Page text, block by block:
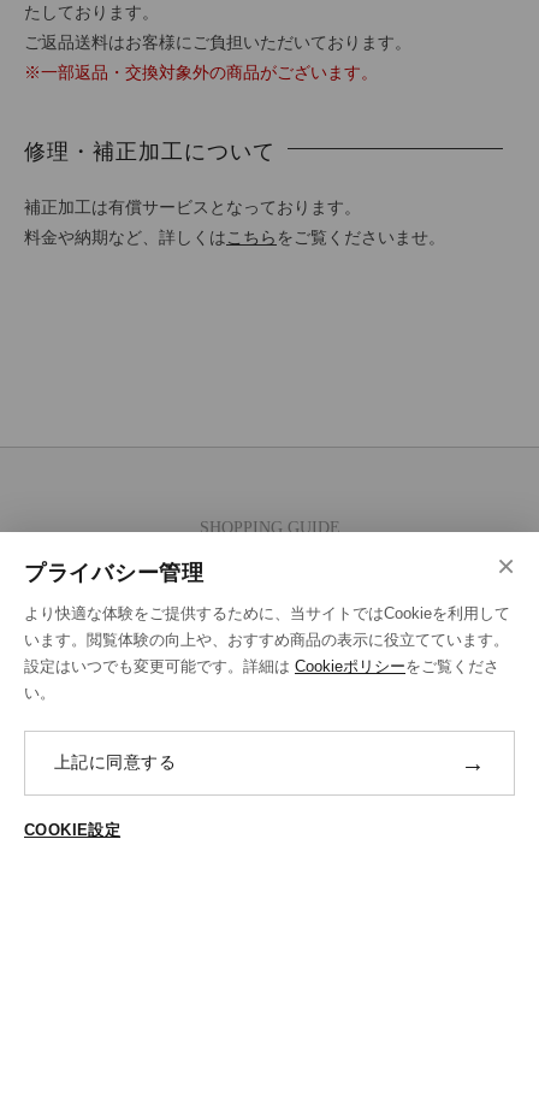
たしております。
ご返品送料はお客様にご負担いただいております。
※一部返品・交換対象外の商品がございます。
修理・補正加工について
補正加工は有償サービスとなっております。
料金や納期など、詳しくは こちら をご覧くださいませ。
SHOPPING GUIDE
送料・ラッピング·配送方法
×
プライバシー管理
より快適な体験をご提供するために、当サイトではCookieを利用して
います。閲覧体験の向上や、おすすめ商品の表示に役立てています。
設定はいつでも変更可能です。詳細は Cookieポリシーをご覧くださ
い。
上記に同意する →
COOKIE設定